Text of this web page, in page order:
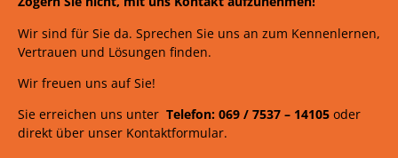
Wir sind für Sie da. Sprechen Sie uns an zum Kennenlernen,
Vertrauen und Lösungen finden.
Wir freuen uns auf Sie!
Sie erreichen uns unter Telefon: 069 / 7537 – 14105 oder
direkt über unser Kontaktformular.